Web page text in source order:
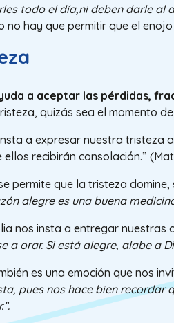
todo el día,ni deben darle al
no hay que permitir que el
a aceptar las pérdidas,
quizás sea el momento
a expresar nuestra tristeza
recibirán consolación.”
permite que la tristeza
alegre es una buena
nos insta a entregar nuestras
a orar. Si está alegre, alabe a
es una emoción que nos
pues nos hace bien